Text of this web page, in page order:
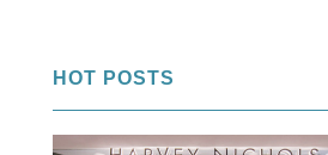
HOT POSTS